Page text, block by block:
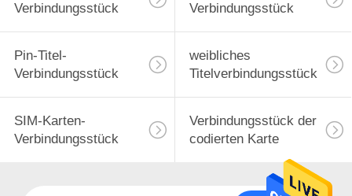
Verbindungsstück
der codierten Karte
Verbindungsstück
Verbindungsstück
Pin-Titel-
Verbindungsstück
weibliches
Titelverbindungsstück
SIM-Karten-
Verbindungsstück
Verbindungsstück der
codierten Karte